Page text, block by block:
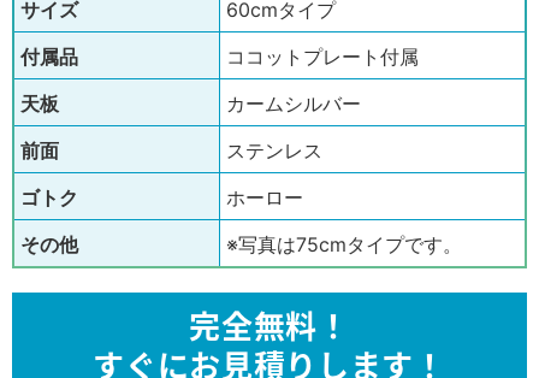
サイズ
60cmタイプ
付属品
ココットプレート付属
天板
カームシルバー
前面
ステンレス
ゴトク
ホーロー
その他
※写真は75cmタイプです。
完全無料！
すぐにお見積りします！